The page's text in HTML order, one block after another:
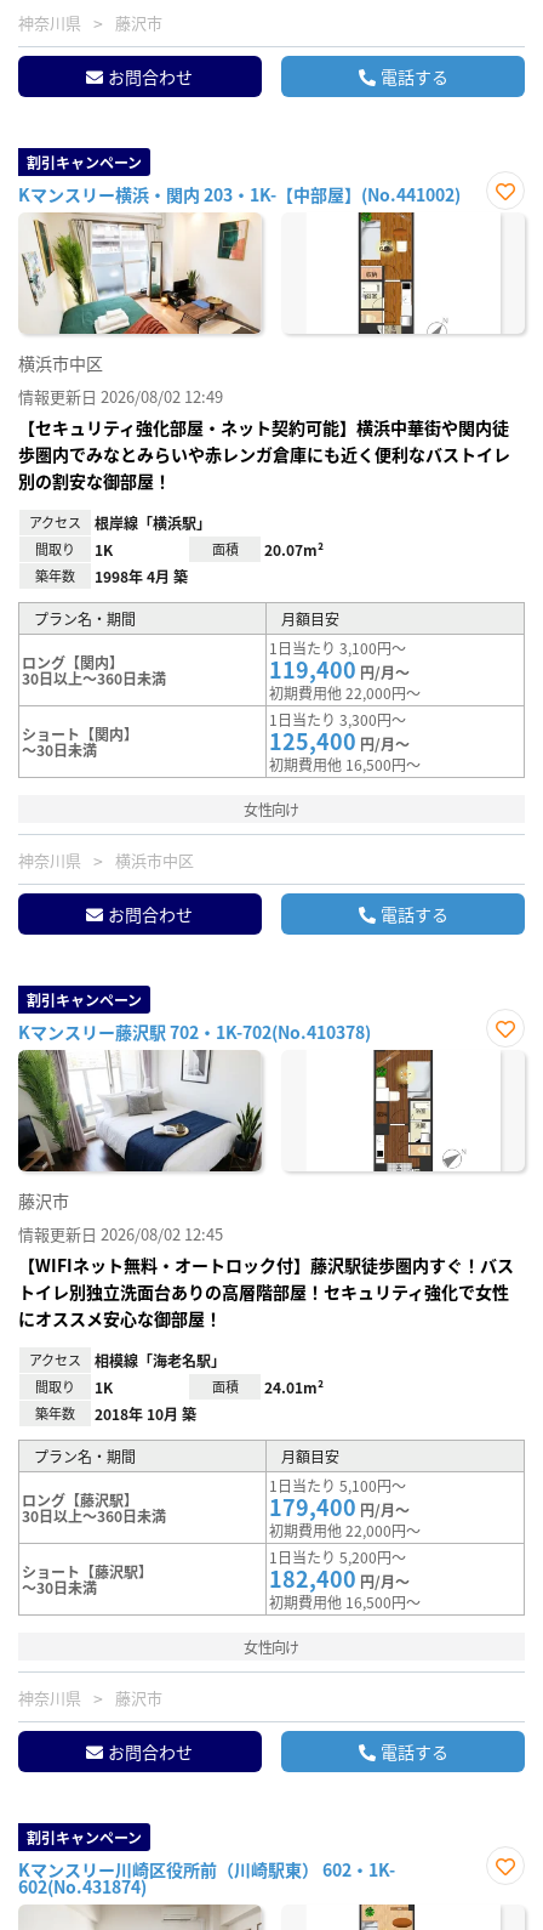
神奈川県 藤沢市
お問合わせ 電話する
割引キャンペーン
Kマンスリー横浜・関内 203・1K-【中部屋】(No.441002)
お気
横浜市中区
情報更新日 2026/08/02 12:49
【セキュリティ強化部屋・ネット契約可能】横浜中華街や関内徒
歩圏内でみなとみらいや赤レンガ倉庫にも近く便利なバストイレ
別の割安な御部屋！
アクセス 根岸線「横浜駅」
間取り 1K 面積 20.07m²
築年数 1998年 4月 築
プラン名・期間 月額目安
ロング【関内】
30日以上～360日未満
1日当たり 3,100円～
119,400 円/月～
初期費用他 22,000円～
ショート【関内】
～30日未満
1日当たり 3,300円～
125,400 円/月～
初期費用他 16,500円～
女性向け
神奈川県 横浜市中区
お問合わせ 電話する
割引キャンペーン
Kマンスリー藤沢駅 702・1K-702(No.410378)
お気
藤沢市
情報更新日 2026/08/02 12:45
【WIFIネット無料・オートロック付】藤沢駅徒歩圏内すぐ！バス
トイレ別独立洗面台ありの高層階部屋！セキュリティ強化で女性
にオススメ安心な御部屋！
アクセス 相模線「海老名駅」
間取り 1K 面積 24.01m²
築年数 2018年 10月 築
プラン名・期間 月額目安
ロング【藤沢駅】
30日以上～360日未満
1日当たり 5,100円～
179,400 円/月～
初期費用他 22,000円～
ショート【藤沢駅】
～30日未満
1日当たり 5,200円～
182,400 円/月～
初期費用他 16,500円～
女性向け
神奈川県 藤沢市
お問合わせ 電話する
割引キャンペーン
Kマンスリー川崎区役所前（川崎駅東） 602・1K-
602(No.431874)
に入